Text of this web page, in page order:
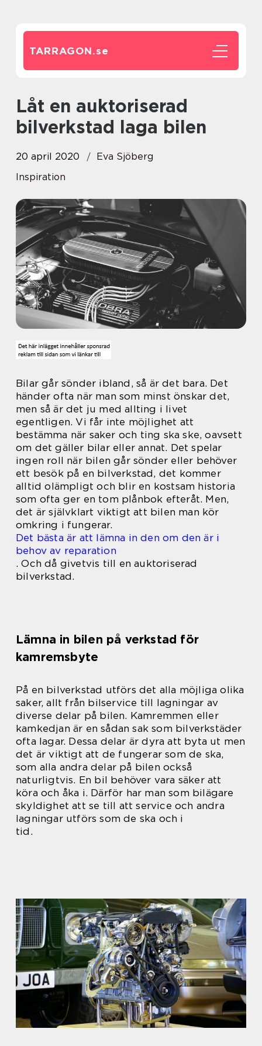
TARRAGON.se
Låt en auktoriserad
bilverkstad laga bilen
20 april 2020
Eva Sjöberg
Inspiration
Bilar går sönder ibland, så är det bara. Det
händer ofta när man som minst önskar det,
men så är det ju med allting i livet
egentligen. Vi får inte möjlighet att
bestämma när saker och ting ska ske, oavsett
om det gäller bilar eller annat. Det spelar
ingen roll när bilen går sönder eller behöver
ett besök på en bilverkstad, det kommer
alltid olämpligt och blir en kostsam historia
som ofta ger en tom plånbok efteråt. Men,
det är självklart viktigt att bilen man kör
omkring i fungerar.
Det bästa är att lämna in den om den är i
behov av reparation
. Och då givetvis till en auktoriserad
bilverkstad.
Lämna in bilen på verkstad för
kamremsbyte
På en bilverkstad utförs det alla möjliga olika
saker, allt från bilservice till lagningar av
diverse delar på bilen. Kamremmen eller
kamkedjan är en sådan sak som bilverkstäder
ofta lagar. Dessa delar är dyra att byta ut men
det är viktigt att de fungerar som de ska,
som alla andra delar på bilen också
naturligtvis. En bil behöver vara säker att
köra och åka i. Därför har man som bilägare
skyldighet att se till att service och andra
lagningar utförs som de ska och i
tid.